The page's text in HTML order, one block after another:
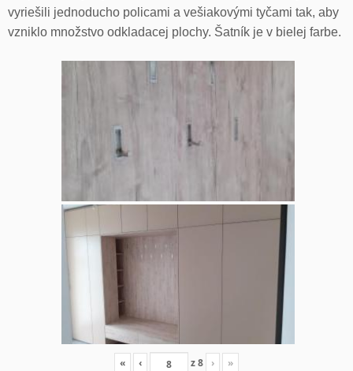
vyriešili jednoducho policami a vešiakovými tyčami tak, aby
vzniklo množstvo odkladacej plochy. Šatník je v bielej farbe.
« ‹ z8 › »